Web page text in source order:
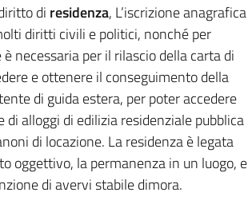
di residenza, L’iscrizione anagrafica
diritti civili e politici, nonché per
necessaria per il rilascio della carta di
e ottenere il conseguimento della
di guida estera, per poter accedere
di alloggi di edilizia residenziale pubblica
di locazione. La residenza è legata
oggettivo, la permanenza in un luogo, e
di avervi stabile di­mora.